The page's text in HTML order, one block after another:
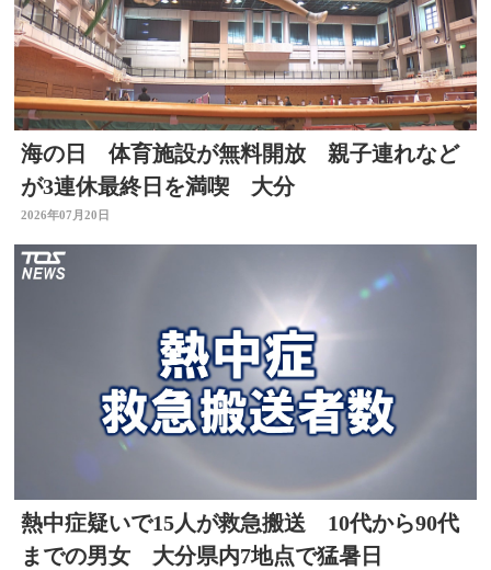
海の日 体育施設が無料開放 親子連れなど
が3連休最終日を満喫 大分
2026年07月20日
熱中症疑いで15人が救急搬送 10代から90代
までの男女 大分県内7地点で猛暑日